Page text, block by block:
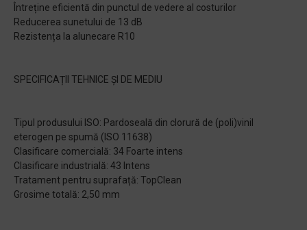
Întreține eficientă din punctul de vedere al costurilor
Reducerea sunetului de 13 dB
Rezistența la alunecare R10
SPECIFICAȚII TEHNICE ȘI DE MEDIU
Tipul produsului ISO: Pardoseală din clorură de (poli)vinil
eterogen pe spumă (ISO 11638)
Clasificare comercială: 34 Foarte intens
Clasificare industrială: 43 Intens
Tratament pentru suprafață: TopClean
Grosime totală: 2,50 mm